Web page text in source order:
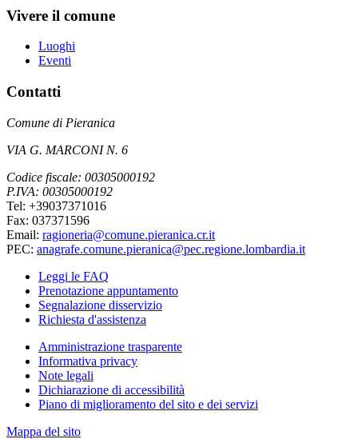
Vivere il comune
Luoghi
Eventi
Contatti
Comune di Pieranica
VIA G. MARCONI N. 6
Codice fiscale: 00305000192
P.IVA: 00305000192
Tel: +39037371016
Fax: 037371596
Email: ragioneria@comune.pieranica.cr.it
PEC: anagrafe.comune.pieranica@pec.regione.lombardia.it
Leggi le FAQ
Prenotazione appuntamento
Segnalazione disservizio
Richiesta d'assistenza
Amministrazione trasparente
Informativa privacy
Note legali
Dichiarazione di accessibilità
Piano di miglioramento del sito e dei servizi
Mappa del sito